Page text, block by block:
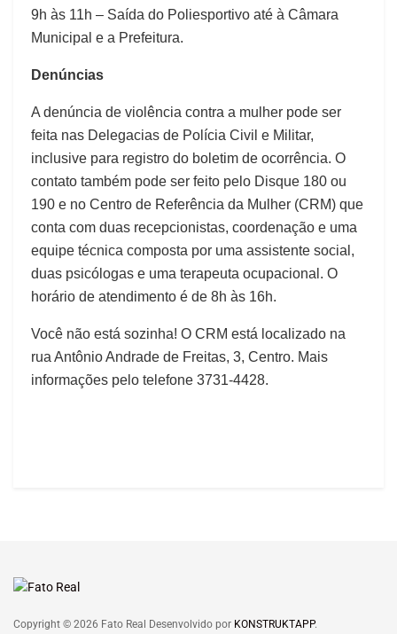
9h às 11h – Saída do Poliesportivo até à Câmara
Municipal e a Prefeitura.
Denúncias
A denúncia de violência contra a mulher pode ser
feita nas Delegacias de Polícia Civil e Militar,
inclusive para registro do boletim de ocorrência. O
contato também pode ser feito pelo Disque 180 ou
190 e no Centro de Referência da Mulher (CRM) que
conta com duas recepcionistas, coordenação e uma
equipe técnica composta por uma assistente social,
duas psicólogas e uma terapeuta ocupacional. O
horário de atendimento é de 8h às 16h.
Você não está sozinha! O CRM está localizado na
rua Antônio Andrade de Freitas, 3, Centro. Mais
informações pelo telefone 3731-4428.
Copyright © 2026 Fato Real Desenvolvido por KONSTRUKTAPP.